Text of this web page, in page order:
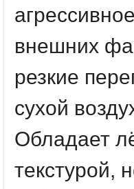
внешних
резкие
сухой
Обладает
текстурой,